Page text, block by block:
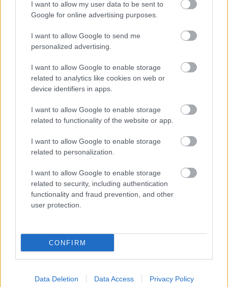
I want to allow my user data to be sent to
Google for online advertising purposes.
I want to allow Google to send me
personalized advertising.
I want to allow Google to enable storage
related to analytics like cookies on web or
device identifiers in apps.
I want to allow Google to enable storage
related to functionality of the website or app.
I want to allow Google to enable storage
related to personalization.
I want to allow Google to enable storage
related to security, including authentication
functionality and fraud prevention, and other
user protection.
CONFIRM
Data Deletion Data Access Privacy Policy